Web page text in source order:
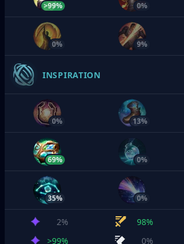
>99% 0%
0% 9%
INSPIRATION
0% 13%
69% 0%
35% 0%
2% 98%
>99%
0%